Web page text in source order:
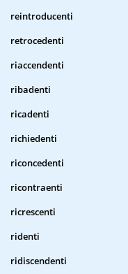
reintroducenti
retrocedenti
riaccendenti
ribadenti
ricadenti
richiedenti
riconcedenti
ricontraenti
ricrescenti
ridenti
ridiscendenti